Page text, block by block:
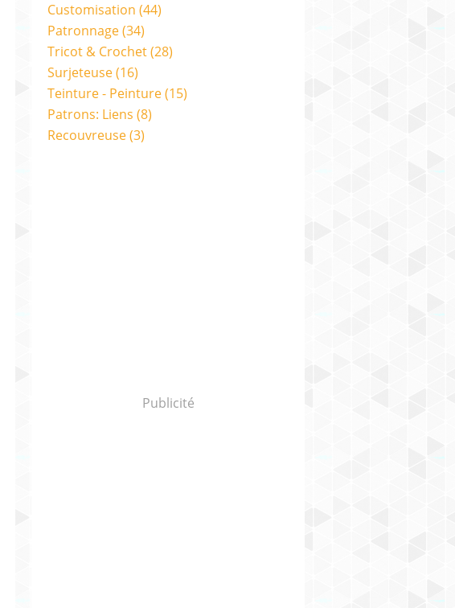
Publicité
Customisation (44)
Patronnage(34)
Tricot & Crochet(28)
Surjeteuse(16)
Teinture - Peinture(15)
Patrons: Liens (8)
Recouvreuse(3)